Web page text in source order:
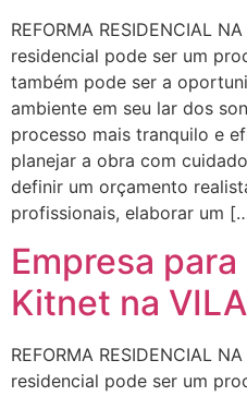
REFORMA RESIDENCIAL
residencial pode ser um
também pode ser a
ambiente em seu lar dos
processo mais tranquilo e
planejar a obra com
definir um orçamento
profissionais, elaborar um
Empresa
Kitnet na
REFORMA RESIDENCIAL
residencial pode ser um